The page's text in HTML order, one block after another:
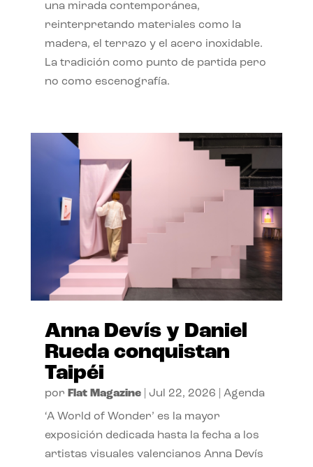
una mirada contemporánea,
reinterpretando materiales como la
madera, el terrazo y el acero inoxidable.
La tradición como punto de partida pero
no como escenografía.
Anna Devís y Daniel
Rueda conquistan
Taipéi
por Flat Magazine| Jul 22, 2026 Agenda
‘A World of Wonder’ es la mayor
exposición dedicada hasta la fecha a los
artistas visuales valencianos Anna Devís